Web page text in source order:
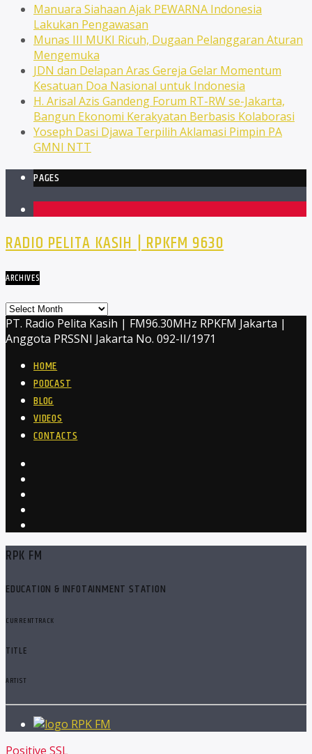
Manuara Siahaan Ajak PEWARNA Indonesia
Lakukan Pengawasan
Munas III MUKI Ricuh, Dugaan Pelanggaran Aturan
Mengemuka
JDN dan Delapan Aras Gereja Gelar Momentum
Kesatuan Doa Nasional untuk Indonesia
H. Arisal Azis Gandeng Forum RT-RW se-Jakarta,
Bangun Ekonomi Kerakyatan Berbasis Kolaborasi
Yoseph Dasi Djawa Terpilih Aklamasi Pimpin PA
GMNI NTT
PAGES
RADIO PELITA KASIH | RPKFM 9630
ARCHIVES
Archives
PT. Radio Pelita Kasih | FM96.30MHz RPKFM Jakarta |
Anggota PRSSNI Jakarta No. 092-II/1971
HOME
PODCAST
BLOG
VIDEOS
CONTACTS
RPK FM
EDUCATION & INFOTAINMENT STATION
CURRENT TRACK
TITLE
ARTIST
RPK FM
Positive SSL